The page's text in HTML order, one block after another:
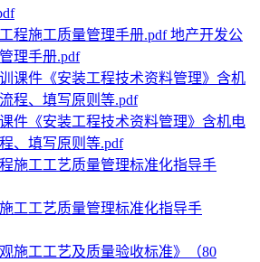
地产开发公
理手册.pdf
件《安装工程技术资料管理》含机电
、填写原则等.pdf
工工艺质量管理标准化指导手